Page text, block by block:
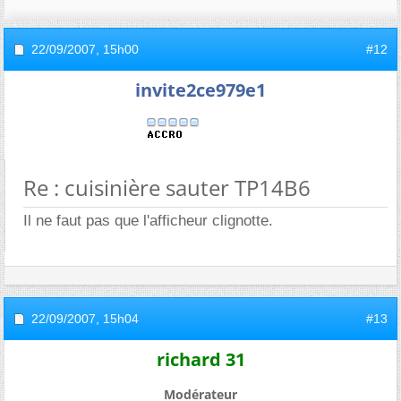
22/09/2007, 15h00 #12
invite2ce979e1
Re : cuisinière sauter TP14B6
Il ne faut pas que l'afficheur clignotte.
22/09/2007, 15h04 #13
richard 31
Modérateur